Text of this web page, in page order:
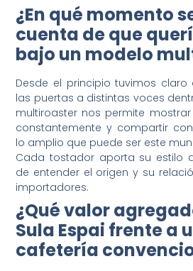
¿En qué momento
cuenta de que
bajo un modelo
Desde el principio tuvimos
las puertas a distintas voces
multiroaster nos permite
constantemente y compartir
lo amplio que puede ser este
Cada tostador aporta su estilo
de entender el origen y su
importadores.
¿Qué valor
Sula Espai frente a
cafetería